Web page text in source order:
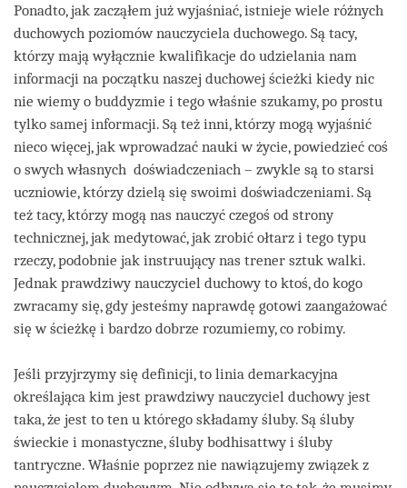
Ponadto, jak zacząłem już wyjaśniać, istnieje wiele różnych
duchowych poziomów nauczyciela duchowego. Są tacy,
którzy mają wyłącznie kwalifikacje do udzielania nam
informacji na początku naszej duchowej ścieżki kiedy nic
nie wiemy o buddyzmie i tego właśnie szukamy, po prostu
tylko samej informacji. Są też inni, którzy mogą wyjaśnić
nieco więcej, jak wprowadzać nauki w życie, powiedzieć coś
o swych własnych doświadczeniach – zwykle są to starsi
uczniowie, którzy dzielą się swoimi doświadczeniami. Są
też tacy, którzy mogą nas nauczyć czegoś od strony
technicznej, jak medytować, jak zrobić ołtarz i tego typu
rzeczy, podobnie jak instruujący nas trener sztuk walki.
Jednak prawdziwy nauczyciel duchowy to ktoś, do kogo
zwracamy się, gdy jesteśmy naprawdę gotowi zaangażować
się w ścieżkę i bardzo dobrze rozumiemy, co robimy.
Jeśli przyjrzymy się definicji, to linia demarkacyjna
określająca kim jest prawdziwy nauczyciel duchowy jest
taka, że jest to ten u którego składamy śluby. Są śluby
świeckie i monastyczne, śluby bodhisattwy i śluby
tantryczne. Właśnie poprzez nie nawiązujemy związek z